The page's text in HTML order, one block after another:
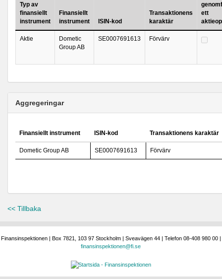
Typ av
finansiellt
instrument
Finansiellt
instrument
ISIN-kod
Transaktionens
karaktär
ett
Aktie
Dometic
Group AB
SE0007691613 Förvärv
Aggregeringar
Finansiellt instrument ISIN-kod Transaktionens karaktär
Dometic Group AB SE0007691613 Förvärv
<< Tillbaka
Finansinspektionen | Box 7821, 103 97 Stockholm | Sveavägen 44 | Telefon 08-408 980 00 |
finansinspektionen@fi.se